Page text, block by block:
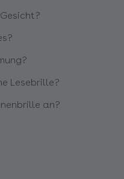
Lesebrille?
an?